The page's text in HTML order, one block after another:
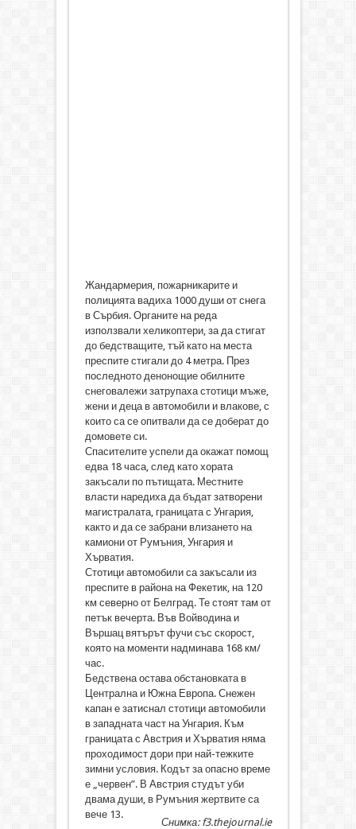
Жандармерия, пожарникарите и
полицията вадиха 1000 души от снега
в Сърбия. Органите на реда
използвали хеликоптери, за да стигат
до бедстващите, тъй като на места
преспите стигали до 4 метра. През
последното денонощие обилните
снеговалежи затрупаха стотици мъже,
жени и деца в автомобили и влакове, с
които са се опитвали да се доберат до
домовете си.
Спасителите успели да окажат помощ
едва 18 часа, след като хората
закъсали по пътищата. Местните
власти наредиха да бъдат затворени
магистралата, границата с Унгария,
както и да се забрани влизането на
камиони от Румъния, Унгария и
Хърватия.
Стотици автомобили са закъсали из
преспите в района на Фекетик, на 120
км северно от Белград. Те стоят там от
петък вечерта. Във Войводина и
Вършац вятърът фучи със скорост,
която на моменти надминава 168 км/
час.
Бедствена остава обстановката в
Централна и Южна Европа. Снежен
капан е затиснал стотици автомобили
в западната част на Унгария. Към
границата с Австрия и Хърватия няма
проходимост дори при най-тежките
зимни условия. Кодът за опасно време
е „червен”. В Австрия студът уби
двама души, в Румъния жертвите са
вече 13.
Снимка: f3.thejournal.ie